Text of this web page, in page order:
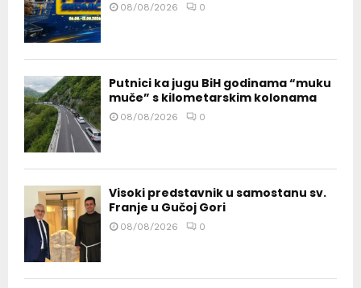
08/08/2026 0
Putnici ka jugu BiH godinama “muku
muče” s kilometarskim kolonama
08/08/2026 0
Visoki predstavnik u samostanu sv.
Franje u Gučoj Gori
08/08/2026 0